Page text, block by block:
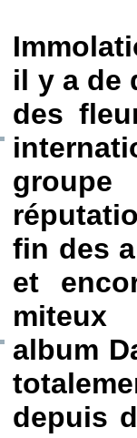
il y a de
des
fin des
et
miteux
album
depuis